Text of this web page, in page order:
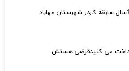
پرداخت می کنیدقرضی هستش